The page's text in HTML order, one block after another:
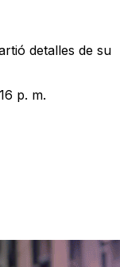
detalles de su
p. m.